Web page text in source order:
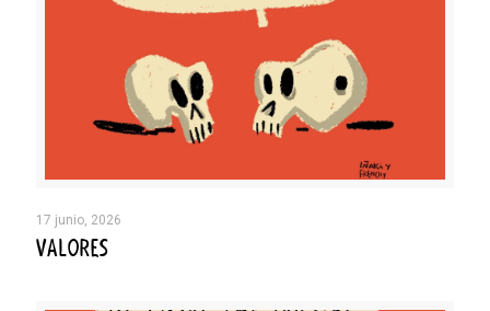
17 junio, 2026
VALORES